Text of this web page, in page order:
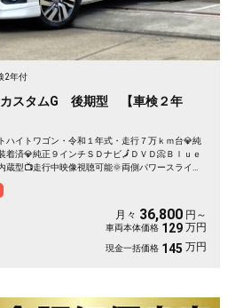
2年付
スタムG 後期型 【車検２年
ハイトワゴン・令和１年式・走行７万ｋｍ台💎純
着済💎純正９インチＳＤナビ🗾ＤＶＤ📀Ｂｌｕｅ
蔵型📺走行中映像視聴可能🌞両側パワースライド
イト＆ＬＥＤフォグランプで夜間の視野性もバッ
月々 36,800 円～
車両本体価格 129 万円
現金一括価格 145 万円